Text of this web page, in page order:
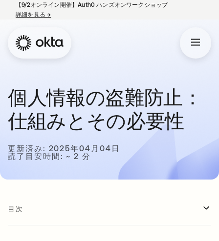
【9/2オンライン開催】Auth0 ハンズオンワークショップ
詳細を見る→
個人情報の盗難防止：
仕組みとその必要性
更新済み: 2025年04月04日
読了目安時間: ~ 2 分
目次